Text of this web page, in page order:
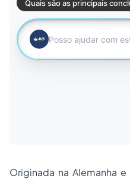
Originada na Alemanha